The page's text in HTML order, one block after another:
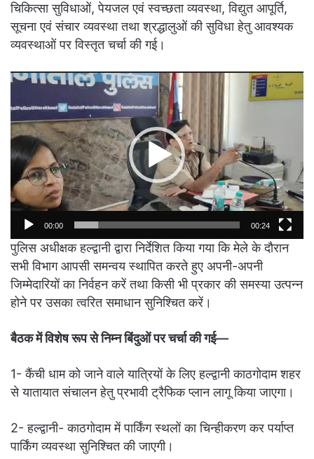
चिकित्सा सुविधाओं, पेयजल एवं स्वच्छता व्यवस्था, विद्युत आपूर्ति,
सूचना एवं संचार व्यवस्था तथा श्रद्धालुओं की सुविधा हेतु आवश्यक
व्यवस्थाओं पर विस्तृत चर्चा की गई।
Video
00:00 00:24
पुलिस अधीक्षक हल्द्वानी द्वारा निर्देशित किया गया कि मेले के दौरान
सभी विभाग आपसी समन्वय स्थापित करते हुए अपनी-अपनी
जिम्मेदारियों का निर्वहन करें तथा किसी भी प्रकार की समस्या उत्पन्न
होने पर उसका त्वरित समाधान सुनिश्चित करें।
बैठक में विशेष रूप से निम्न बिंदुओं पर चर्चा की गई—
1- कैंची धाम को जाने वाले यात्रियों के लिए हल्द्वानी काठगोदाम शहर
से यातायात संचालन हेतु प्रभावी ट्रैफिक प्लान लागू किया जाएगा।
2- हल्द्वानी- काठगोदाम में पार्किंग स्थलों का चिन्हीकरण कर पर्याप्त
पार्किंग व्यवस्था सुनिश्चित की जाएगी।